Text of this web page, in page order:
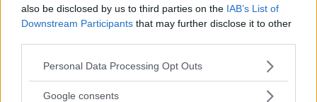
also be disclosed by us to third parties on the IAB’s List of
Downstream Participants that may further disclose it to other
Please note that this website/app uses one or more Google
not limited to your visit or usage behaviour. You may click to
Personal Data Processing Opt Outs
Google consents